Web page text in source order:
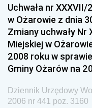
Dziennik
Dziennik
Dziennik
Sportu
Dziennik Urzędowy
Dziennik
Dziennik Urzędowy
Uchwała nr
w Ożarowie z dnia
Zmiany uchwały Nr
Miejskiej w
2008 roku w
Gminy Ożarów na
Dziennik Urzędowy
2006 nr 441 poz. 3160